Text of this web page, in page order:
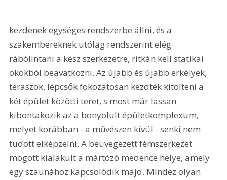
kezdenek egységes rendszerbe állni, és a
szakembereknek utólag rendszerint elég
rábólintani a kész szerkezetre, ritkán kell statikai
okokból beavatkozni. Az újabb és újabb erkélyek,
teraszok, lépcsők fokozatosan kezdték kitölteni a
két épület közötti teret, s most már lassan
kibontakozik az a bonyolult épületkomplexum,
melyet korábban - a művészen kívül - senki nem
tudott elképzelni. A beüvegezett fémszerkezet
mögött kialakult a mártózó medence helye, amely
egy szaunához kapcsolódik majd. Mindez olyan